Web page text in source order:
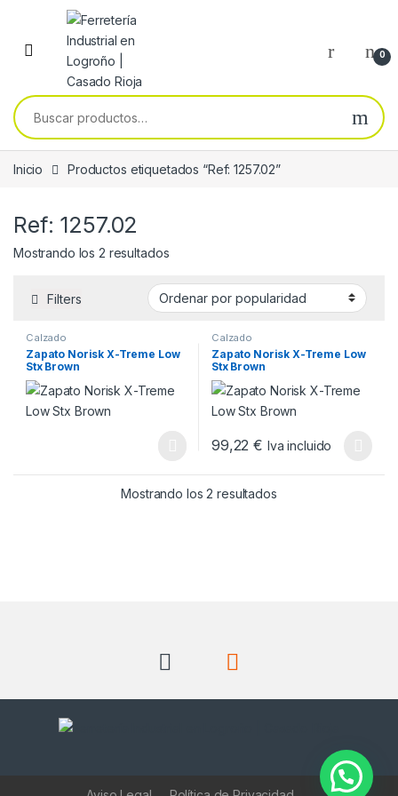
Skip to navigation
Skip to content
0
Buscar por:
Inicio Productos etiquetados “Ref: 1257.02”
Ref: 1257.02
Mostrando los 2 resultadosOrdenado por popularidad
Filters
Calzado
Zapato Norisk X-Treme Low
Stx Brown
Calzado
Zapato Norisk X-Treme Low
Stx Brown
99,22€ Iva incluido
Este producto tiene múltiples
Mostrando los 2 resultadosOrdenado por